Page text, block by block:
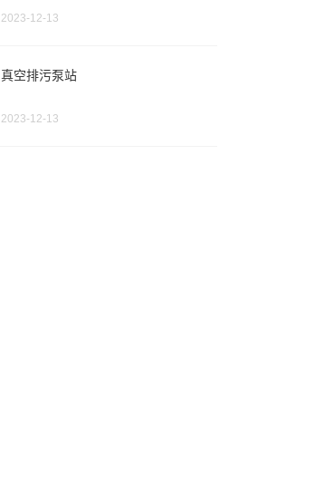
2023-12-13
真空排污泵站
2023-12-13